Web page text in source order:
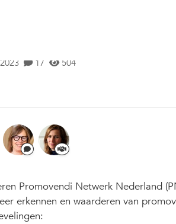
en postdocs voor hun
17 504
Promovendi Netwerk Nederland
erkennen en waarderen van